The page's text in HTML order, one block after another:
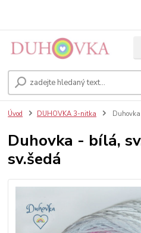
Úvod DUHOVKA 3-nitka
Duhovka - bílá,
sv.šedá